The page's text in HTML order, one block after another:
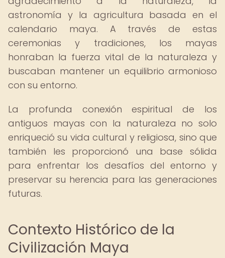
astronomía y la agricultura basada en el
calendario maya. A través de estas
ceremonias y tradiciones, los mayas
honraban la fuerza vital de la naturaleza y
buscaban mantener un equilibrio armonioso
con su entorno.
La profunda conexión espiritual de los
antiguos mayas con la naturaleza no solo
enriqueció su vida cultural y religiosa, sino que
también les proporcionó una base sólida
para enfrentar los desafíos del entorno y
preservar su herencia para las generaciones
futuras.
Contexto Histórico de la
Civilización Maya